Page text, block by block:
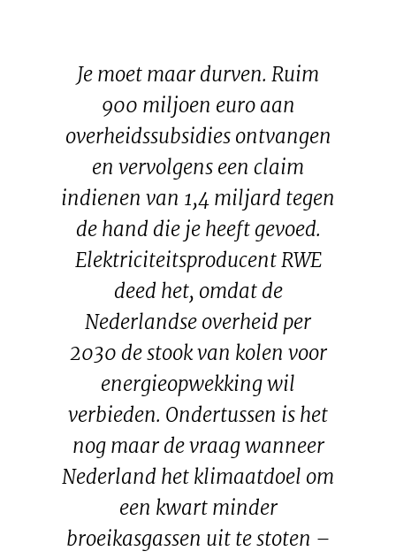
Je moet maar durven. Ruim
900 miljoen euro aan
overheidssubsidies ontvangen
en vervolgens een claim
indienen van 1,4 miljard tegen
de hand die je heeft gevoed.
Elektriciteitsproducent RWE
deed het, omdat de
Nederlandse overheid per
2030 de stook van kolen voor
energieopwekking wil
verbieden. Ondertussen is het
nog maar de vraag wanneer
Nederland het klimaatdoel om
een kwart minder
broeikasgassen uit te stoten –